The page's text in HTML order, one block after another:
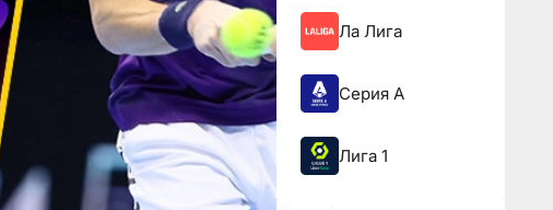
Ла Лига
Серия А
Лига 1